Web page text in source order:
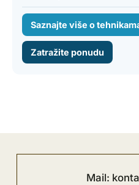
Saznajte više o
Zatražite ponudu
Mail: